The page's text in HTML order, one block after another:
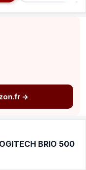
→
BRIO 500